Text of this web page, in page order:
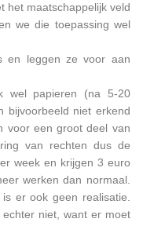
het maatschappelijk veld
we die toepassing wel
en leggen ze voor aan
wel papieren (na 5-20
bijvoorbeeld niet erkend
voor een groot deel van
van rechten dus de
week en krijgen 3 euro
werken dan normaal.
er ook geen realisatie.
niet, want er moet